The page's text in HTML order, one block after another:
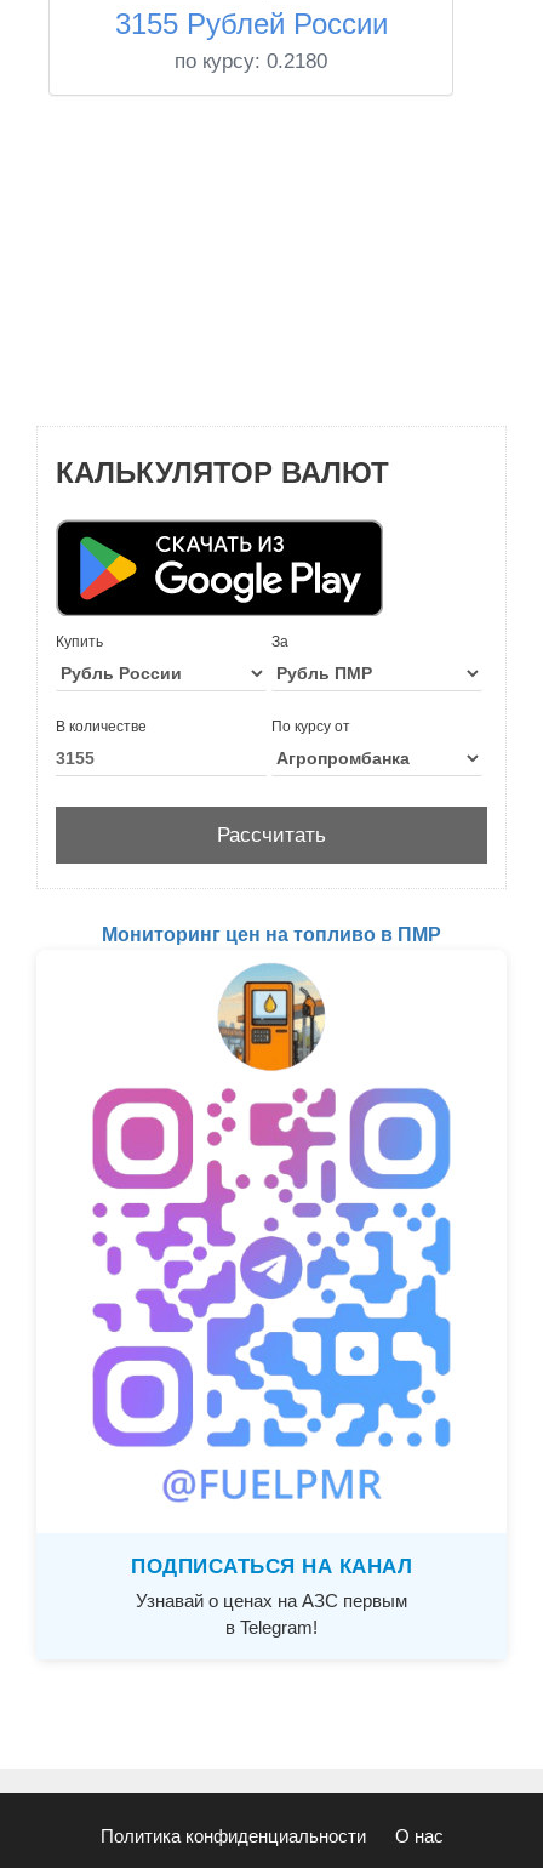
3155 Рублей России
по курсу: 0.2180
КАЛЬКУЛЯТОР ВАЛЮТ
Купить За
В количестве По курсу от
Мониторинг цен на топливо в ПМР
ПОДПИСАТЬСЯ НА КАНАЛ
Узнавай о ценах на АЗС первым
в Telegram!
Политика конфиденциальности О нас